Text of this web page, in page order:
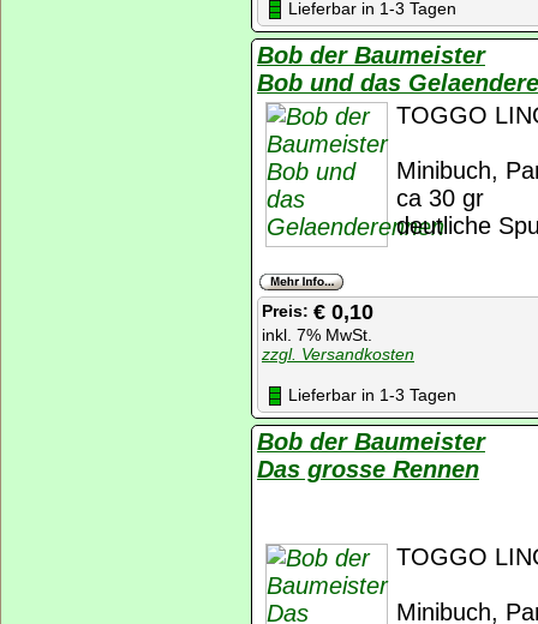
Lieferbar in 1-3 Tagen
Bob der Baumeister
Bob und das
TOGGO
Minibuch,
ca 30 gr
deutliche
Preis: € 0,10
inkl. 7% MwSt.
zzgl. Versandkosten
Lieferbar in 1-3 Tagen
Bob der Baumeister
Das grosse Rennen
TOGGO
Minibuch,